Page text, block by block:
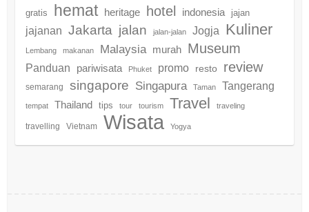
gratis hemat heritage hotel indonesia jajan
jajanan Jakarta jalan jalan-jalan Jogja Kuliner
Lembang makanan Malaysia murah Museum
Panduan pariwisata Phuket promo resto review
semarang singapore Singapura Taman Tangerang
tempat Thailand tips tour tourism Travel traveling
travelling Vietnam Wisata Yogya